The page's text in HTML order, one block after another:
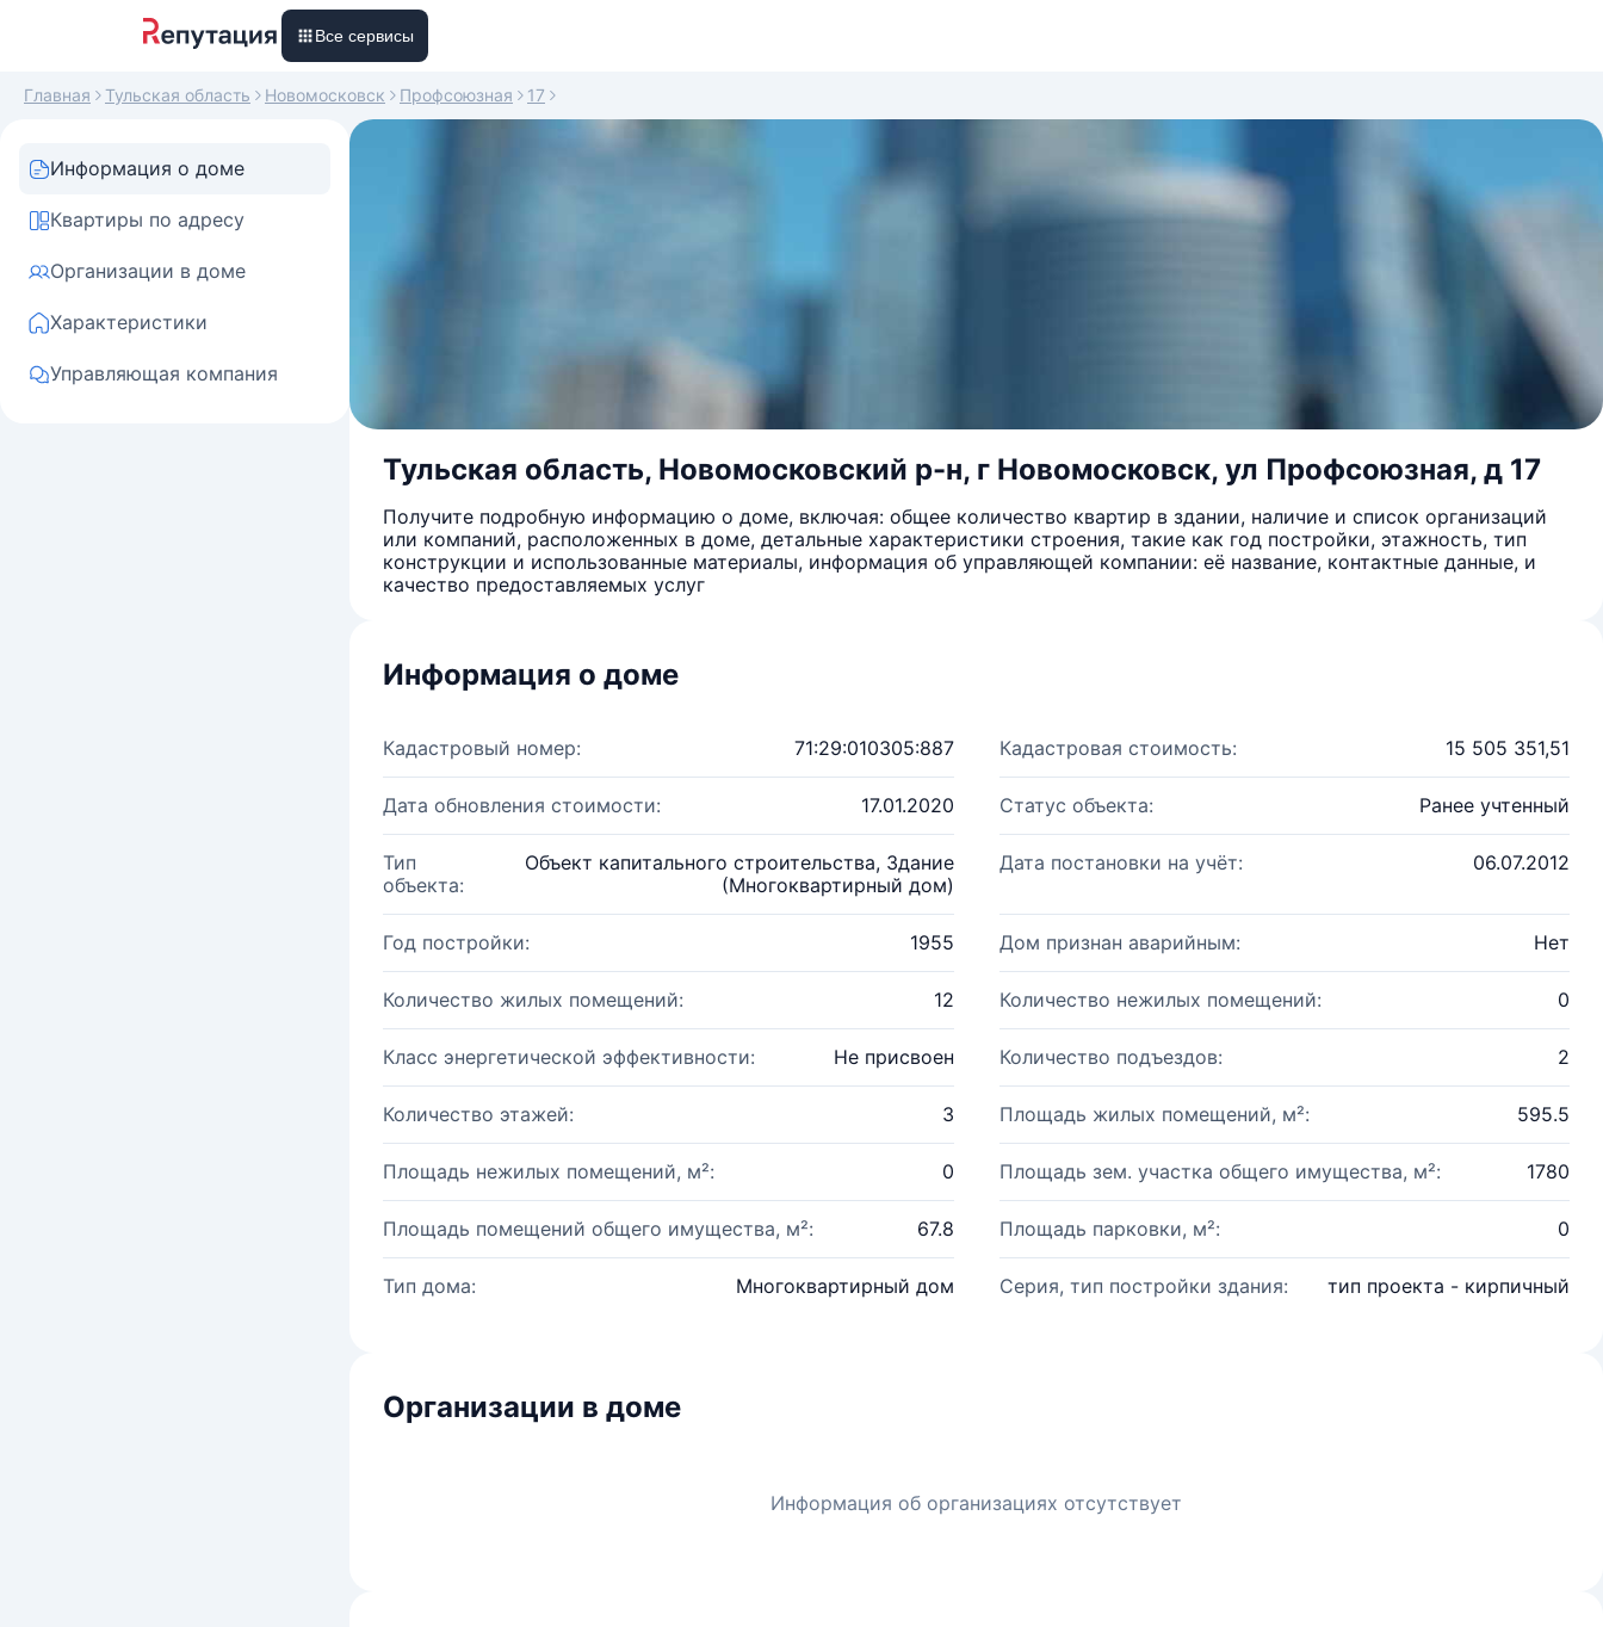
Все сервисы
Главная Тульская область Новомосковск Профсоюзная 17
Информация о доме
Квартиры по адресу
Организации в доме
Характеристики
Управляющая компания
Тульская область, Новомосковский р-н, г Новомосковск, ул Профсоюзная, д 17
Получите подробную информацию о доме, включая: общее количество квартир в здании, наличие и список организаций
или компаний, расположенных в доме, детальные характеристики строения, такие как год постройки, этажность, тип
конструкции и использованные материалы, информация об управляющей компании: её название, контактные данные, и
качество предоставляемых услуг
Информация о доме
Кадастровый номер: 71:29:010305:887 Кадастровая стоимость: 15 505 351,51
Дата обновления стоимости: 17.01.2020 Статус объекта: Ранее учтенный
Тип
объекта:
Объект капитального строительства, Здание
(Многоквартирный дом)
Дата постановки на учёт: 06.07.2012
Год постройки: 1955 Дом признан аварийным: Нет
Количество жилых помещений: 12 Количество нежилых помещений: 0
Класс энергетической эффективности: Не присвоен Количество подъездов: 2
Количество этажей: 3 Площадь жилых помещений, м²: 595.5
Площадь нежилых помещений, м²: 0 Площадь зем. участка общего имущества, м²: 1780
Площадь помещений общего имущества, м²: 67.8 Площадь парковки, м²: 0
Тип дома: Многоквартирный дом Серия, тип постройки здания: тип проекта - кирпичный
Организации в доме
Информация об организациях отсутствует